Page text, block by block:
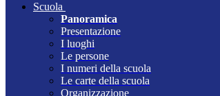
Scuola
Panoramica
Presentazione
I luoghi
Le persone
I numeri della scuola
Le carte della scuola
Organizzazione